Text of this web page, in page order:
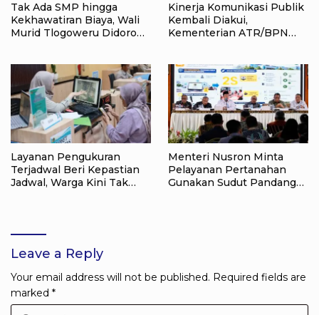
Tak Ada SMP hingga
Kekhawatiran Biaya, Wali
Murid Tlogoweru Didorong
Kinerja Komunikasi Publik
Kembali Diakui,
Kementerian ATR/BPN
Layanan Pengukuran
Terjadwal Beri Kepastian
Jadwal, Warga Kini Tak
Menteri Nusron Minta
Pelayanan Pertanahan
Gunakan Sudut Pandang
Leave a Reply
Your email address will not be published. Required fields are
marked *